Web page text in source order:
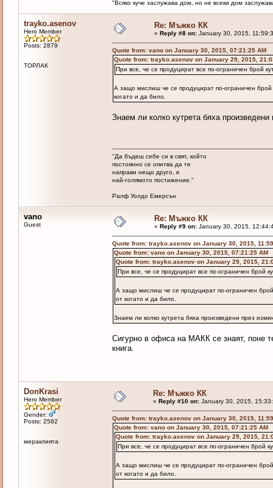
"Всяко куче заслужава дом, но не всеки дом
trayko.asenov
Hero Member
Posts: 2879
ТОРЛАК
Re: Мъжко КК
« Reply #8 on:January 30, 2015,
Quote from: vano on January 30, 2015, 07:21:25 AM
Quote from: trayko.asenov on January 29, 2015,
При все, че се продуцират все по-ограничен брой
А защо мислиш че се продуцират по-ограничен
когато и да било.
Знаем ли колко кутрета бяха
"Да бъдеш себе си в свят, който
постоянно се опитва да те
направи нещо друго, е
най-голямото постижение."
Ралф Уолдо Емерсън
vano
Guest
Re: Мъжко КК
« Reply #9 on:January 30, 2015,
Quote from: trayko.asenov on January 30, 2015,
Quote from: vano on January 30, 2015, 07:21:25 AM
Quote from: trayko.asenov on January 29, 2015,
При все, че се продуцират все по-ограничен брой
А защо мислиш че се продуцират по-ограничен
от когато и да било.
Знаем ли колко кутрета бяха произведени през
Сигурно в офиса на МАКК се знаят, поне
книга.
DonKrasi
Hero Member
Gender:
Posts: 2582
мераклията
Re: Мъжко КК
« Reply #10 on:January 30, 2015,
Quote from: trayko.asenov on January 30, 2015,
Quote from: vano on January 30, 2015, 07:21:25 AM
Quote from: trayko.asenov on January 29, 2015,
При все, че се продуцират все по-ограничен брой
А защо мислиш че се продуцират по-ограничен
от когато и да било.